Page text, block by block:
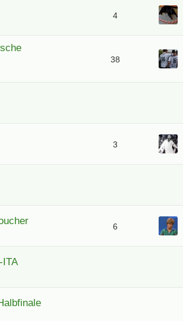
4
38
3
6
ITA